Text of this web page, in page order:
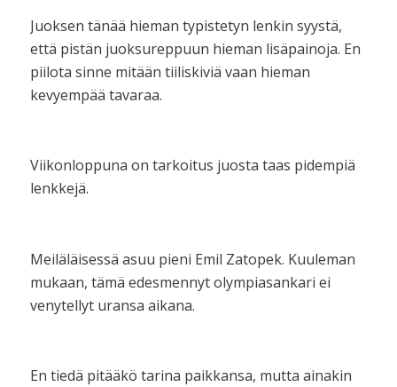
Juoksen tänää hieman typistetyn lenkin syystä,
että pistän juoksureppuun hieman lisäpainoja. En
piilota sinne mitään tiiliskiviä vaan hieman
kevyempää tavaraa.
Viikonloppuna on tarkoitus juosta taas pidempiä
lenkkejä.
Meiläläisessä asuu pieni Emil Zatopek. Kuuleman
mukaan, tämä edesmennyt olympiasankari ei
venytellyt uransa aikana.
En tiedä pitääkö tarina paikkansa, mutta ainakin